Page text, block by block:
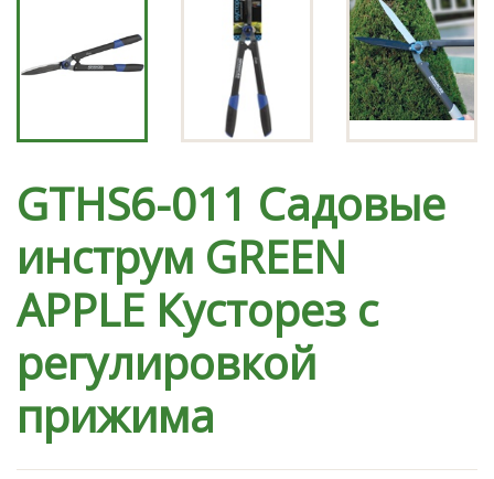
КОНТАКТЫ
GTHS6-011 Садовые
инструм GREEN
APPLE Кусторез с
регулировкой
прижима